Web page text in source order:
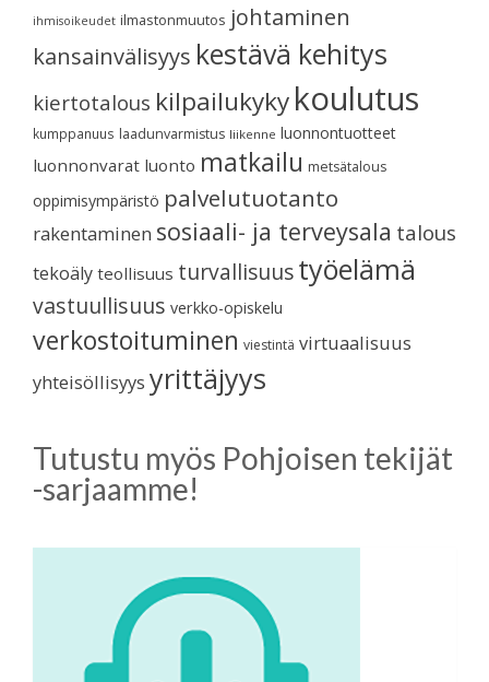
ihmisoikeudet ilmastonmuutos johtaminen
kansainvälisyys kestävä kehitys
kiertotalous kilpailukykykoulutus
kumppanuus laadunvarmistus liikenne luonnontuotteet
luonnonvarat luonto matkailu metsätalous
oppimisympäristö palvelutuotanto
rakentaminen sosiaali- ja terveysala talous
tekoäly teollisuus turvallisuustyöelämä
vastuullisuus verkko-opiskelu
verkostoituminen viestintä virtuaalisuus
yhteisöllisyys yrittäjyys
Tutustu myös Pohjoisen tekijät
-sarjaamme!